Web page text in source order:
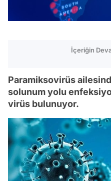
İçeriğin
Paramiksovirüs
solunum yolu
virüs bulunuyor.